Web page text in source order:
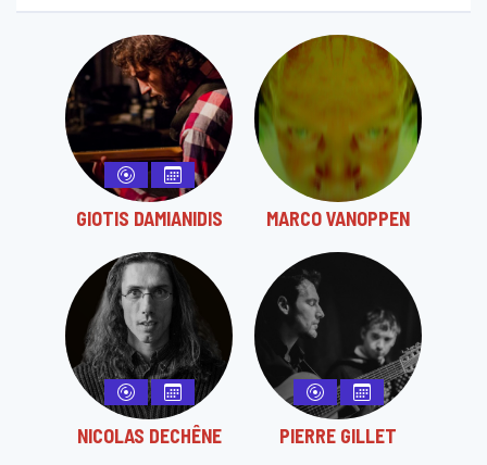
GIOTIS DAMIANIDIS MARCO VANOPPEN
NICOLAS DECHÊNE PIERRE GILLET